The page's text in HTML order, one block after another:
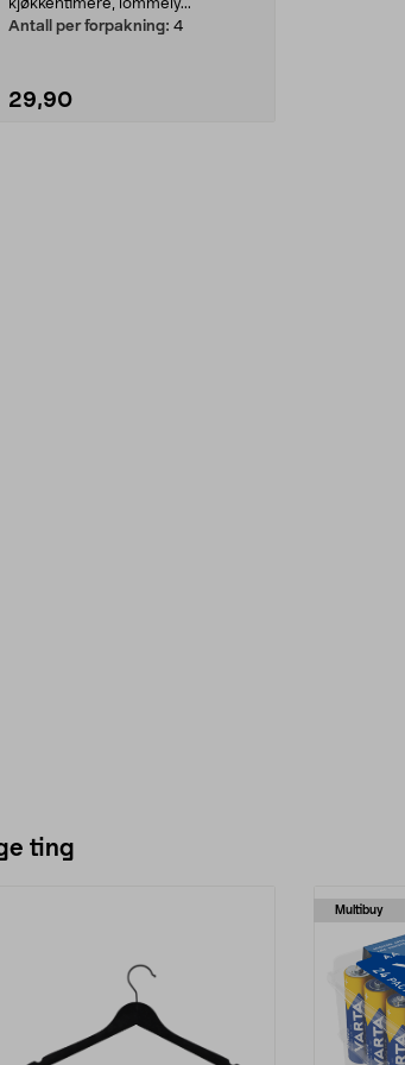
kjøkkentimere, lommely...
Antall per forpakning: 4
29,90
ting
Multibuy